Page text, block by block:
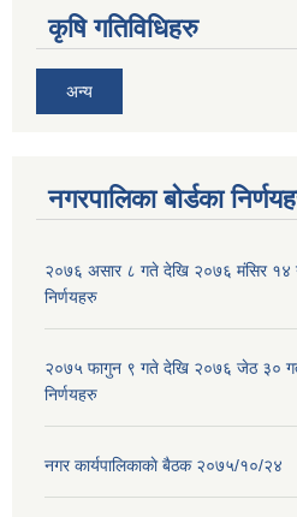
कृषि गतिविधिहरु
अन्य
नगरपालिका बोर्डका
२०७६ असार ८ गते देखि २०७६ मंसिर १४
निर्णयहरु
२०७५ फागुन ९ गते देखि २०७६ जेठ ३० गते
निर्णयहरु
नगर कार्यपालिकाकाे बैठक २०७५/१०/२४